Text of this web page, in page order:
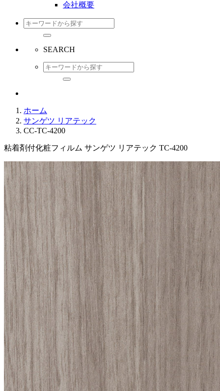
会社概要
SEARCH
ホーム
サンゲツ リアテック
CC-TC-4200
粘着剤付化粧フィルム サンゲツ リアテック TC-4200